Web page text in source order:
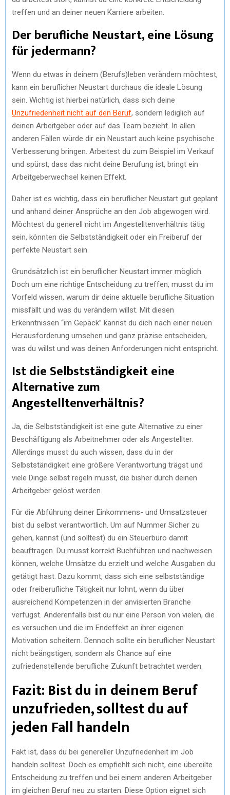
treffen und an deiner neuen Karriere arbeiten.
Der berufliche Neustart, eine Lösung
für jedermann?
Wenn du etwas in deinem (Berufs)leben verändern möchtest,
kann ein beruflicher Neustart durchaus die ideale Lösung
sein. Wichtig ist hierbei natürlich, dass sich deine
Unzufriedenheit nicht auf den Beruf, sondern lediglich auf
deinen Arbeitgeber oder auf das Team bezieht. In allen
anderen Fällen würde dir ein Neustart auch keine psychische
Verbesserung bringen. Arbeitest du zum Beispiel im Verkauf
und spürst, dass das nicht deine Berufung ist, bringt ein
Arbeitgeberwechsel keinen Effekt.
Daher ist es wichtig, dass ein beruflicher Neustart gut geplant
und anhand deiner Ansprüche an den Job abgewogen wird.
Möchtest du generell nicht im Angestelltenverhältnis tätig
sein, könnten die Selbstständigkeit oder ein Freiberuf der
perfekte Neustart sein.
Grundsätzlich ist ein beruflicher Neustart immer möglich.
Doch um eine richtige Entscheidung zu treffen, musst du im
Vorfeld wissen, warum dir deine aktuelle berufliche Situation
missfällt und was du verändern willst. Mit diesen
Erkenntnissen “im Gepäck” kannst du dich nach einer neuen
Herausforderung umsehen und ganz präzise entscheiden,
was du willst und was deinen Anforderungen nicht entspricht.
Ist die Selbstständigkeit eine
Alternative zum
Angestelltenverhältnis?
Ja, die Selbstständigkeit ist eine gute Alternative zu einer
Beschäftigung als Arbeitnehmer oder als Angestellter.
Allerdings musst du auch wissen, dass du in der
Selbstständigkeit eine größere Verantwortung trägst und
viele Dinge selbst regeln musst, die bisher durch deinen
Arbeitgeber gelöst werden.
Für die Abführung deiner Einkommens- und Umsatzsteuer
bist du selbst verantwortlich. Um auf Nummer Sicher zu
gehen, kannst (und solltest) du ein Steuerbüro damit
beauftragen. Du musst korrekt Buchführen und nachweisen
können, welche Umsätze du erzielt und welche Ausgaben du
getätigt hast. Dazu kommt, dass sich eine selbstständige
oder freiberufliche Tätigkeit nur lohnt, wenn du über
ausreichend Kompetenzen in der anvisierten Branche
verfügst. Anderenfalls bist du nur eine Person von vielen, die
es versuchen und die im Endeffekt an ihrer eigenen
Motivation scheitern. Dennoch sollte ein beruflicher Neustart
nicht beängstigen, sondern als Chance auf eine
zufriedenstellende berufliche Zukunft betrachtet werden.
Fazit: Bist du in deinem Beruf
unzufrieden, solltest du auf
jeden Fall handeln
Fakt ist, dass du bei genereller Unzufriedenheit im Job
handeln solltest. Doch es empfiehlt sich nicht, eine übereilte
Entscheidung zu treffen und bei einem anderen Arbeitgeber
im gleichen Beruf neu zu starten. Diese Option eignet sich